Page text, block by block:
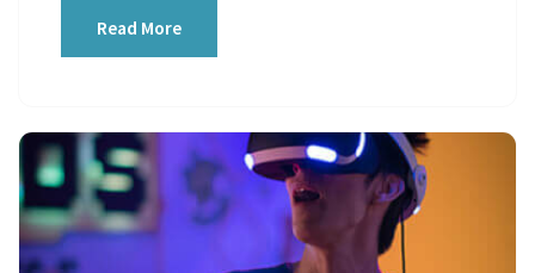
Read More